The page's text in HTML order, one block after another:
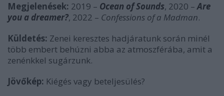
Megjelenések: 2019 – Ocean of Sounds, 2020 –Are
you a dreamer?, 2022 – Confessions of a Madman.
Küldetés: Zenei keresztes hadjáratunk során minél
több embert behúzni abba az atmoszférába, amit a
zenénkkel sugárzunk.
Jövőkép: Kiégés vagy beteljesülés?